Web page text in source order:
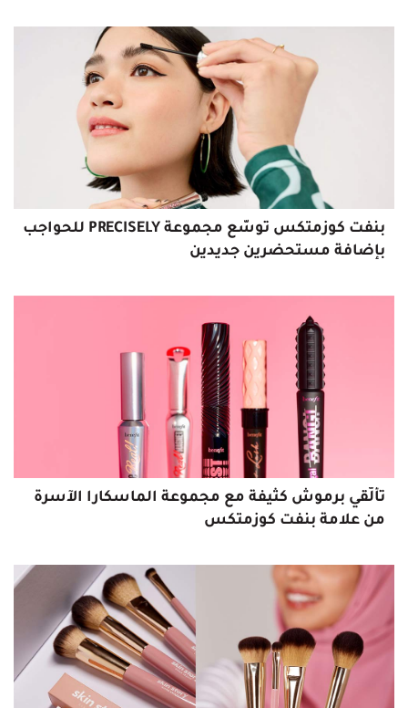
بنفت كوزمتكس توسّع مجموعة PRECISELY للحواجب
بإضافة مستحضرين جديدين
تألّقي برموش كثيفة مع مجموعة الماسكارا الآسرة
من علامة بنفت كوزمتكس